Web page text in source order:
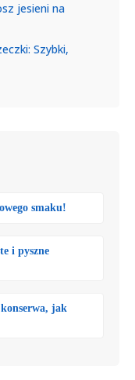
jesieni na
Szybki,
smaku!
i pyszne
jak